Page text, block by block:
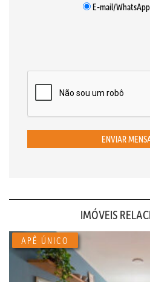
E-mail/WhatsApp
ENVIAR
IMÓVEIS